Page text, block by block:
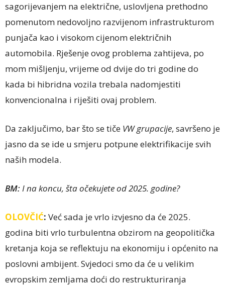
sagorijevanjem na električne, uslovljena prethodno
pomenutom nedovoljno razvijenom infrastrukturom
punjača kao i visokom cijenom električnih
automobila. Rješenje ovog problema zahtijeva, po
mom mišljenju, vrijeme od dvije do tri godine do
kada bi hibridna vozila trebala nadomjestiti
konvencionalna i riješiti ovaj problem.
Da zaključimo, bar što se tiče VW grupacije, savršeno je
jasno da se ide u smjeru potpune elektrifikacije svih
naših modela.
BM: I na koncu, šta očekujete od 2025. godine?
OLOVČIĆ: Već sada je vrlo izvjesno da će 2025.
godina biti vrlo turbulentna obzirom na geopolitička
kretanja koja se reflektuju na ekonomiju i općenito na
poslovni ambijent. Svjedoci smo da će u velikim
evropskim zemljama doći do restrukturiranja